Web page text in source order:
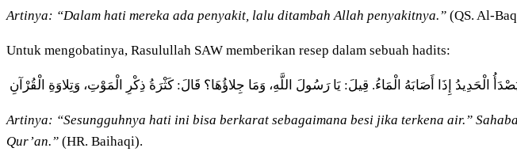
Artinya: “Dalam hati mereka ada penyakit, lalu ditambah Allah penyakitnya.” (QS. Al-
Untuk mengobatinya, Rasulullah SAW memberikan resep dalam sebuah hadits:
الْحَدِيدُ إِذَا أَصَابَهُ الْمَاءُ. قِيلَ: يَا رَسُولَ اللَّهِ، وَمَا جِلاؤُهَا؟ قَالَ: كَثْرَةُ ذِكْرِ الْمَوْتِ، وَتِلاوَةِ الْقُرْآنِ
Artinya: “Sesungguhnya hati ini bisa berkarat sebagaimana besi jika terkena air.”
Qur’an.” (HR. Baihaqi).